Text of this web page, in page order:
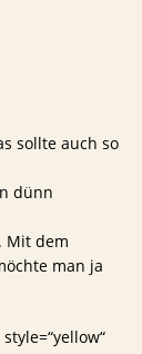
sollte auch so
dünn
Mit dem
man ja